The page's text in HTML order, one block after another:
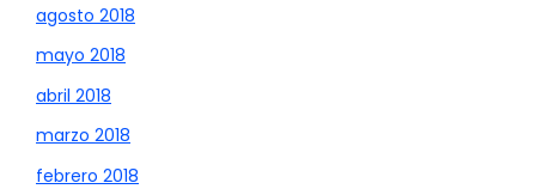
agosto 2018
mayo 2018
abril 2018
marzo 2018
febrero 2018